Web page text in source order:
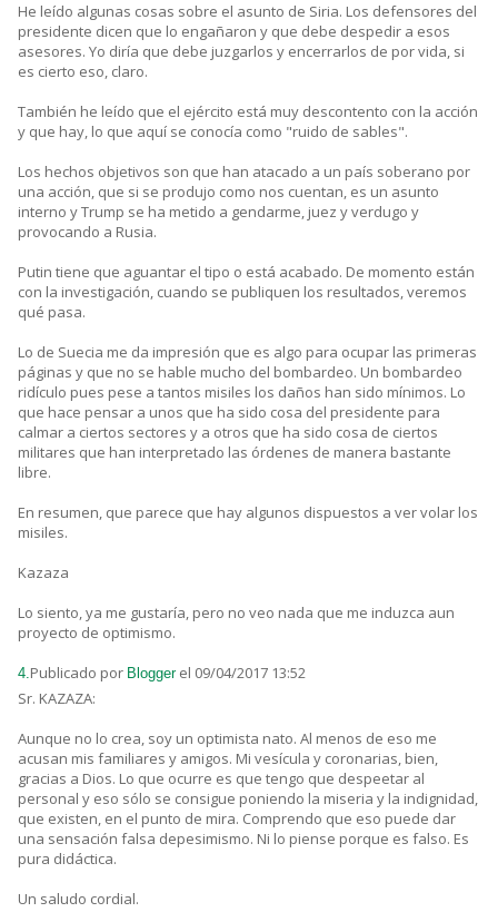
He leído algunas cosas sobre el asunto de Siria. Los defensores del
presidente dicen que lo engañaron y que debe despedir a esos
asesores. Yo diría que debe juzgarlos y encerrarlos de por vida, si
es cierto eso, claro.
También he leído que el ejército está muy descontento con la acción
y que hay, lo que aquí se conocía como "ruido de sables".
Los hechos objetivos son que han atacado a un país soberano por
una acción, que si se produjo como nos cuentan, es un asunto
interno y Trump se ha metido a gendarme, juez y verdugo y
provocando a Rusia.
Putin tiene que aguantar el tipo o está acabado. De momento están
con la investigación, cuando se publiquen los resultados, veremos
qué pasa.
Lo de Suecia me da impresión que es algo para ocupar las primeras
páginas y que no se hable mucho del bombardeo. Un bombardeo
ridículo pues pese a tantos misiles los daños han sido mínimos. Lo
que hace pensar a unos que ha sido cosa del presidente para
calmar a ciertos sectores y a otros que ha sido cosa de ciertos
militares que han interpretado las órdenes de manera bastante
libre.
En resumen, que parece que hay algunos dispuestos a ver volar los
misiles.
Kazaza
Lo siento, ya me gustaría, pero no veo nada que me induzca aun
proyecto de optimismo.
4.Publicado por Blogger el 09/04/2017 13:52
Sr. KAZAZA:
Aunque no lo crea, soy un optimista nato. Al menos de eso me
acusan mis familiares y amigos. Mi vesícula y coronarias, bien,
gracias a Dios. Lo que ocurre es que tengo que despeetar al
personal y eso sólo se consigue poniendo la miseria y la indignidad,
que existen, en el punto de mira. Comprendo que eso puede dar
una sensación falsa depesimismo. Ni lo piense porque es falso. Es
pura didáctica.
Un saludo cordial.